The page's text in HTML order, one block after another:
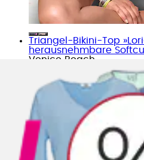
Triangel-Bikini-Top
herausnehmbare
Venice Beach
Ursprünglicher Preisstatt
Aktueller Preis
34.90 CHF
1)